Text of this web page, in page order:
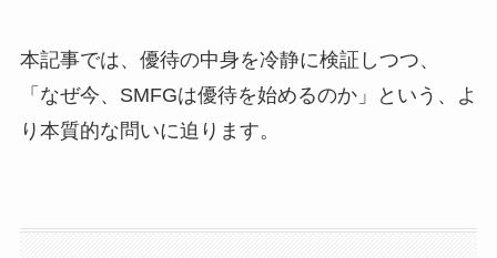
本記事では、優待の中身を冷静に検証しつつ、
「なぜ今、SMFGは優待を始めるのか」という、よ
り本質的な問いに迫ります。